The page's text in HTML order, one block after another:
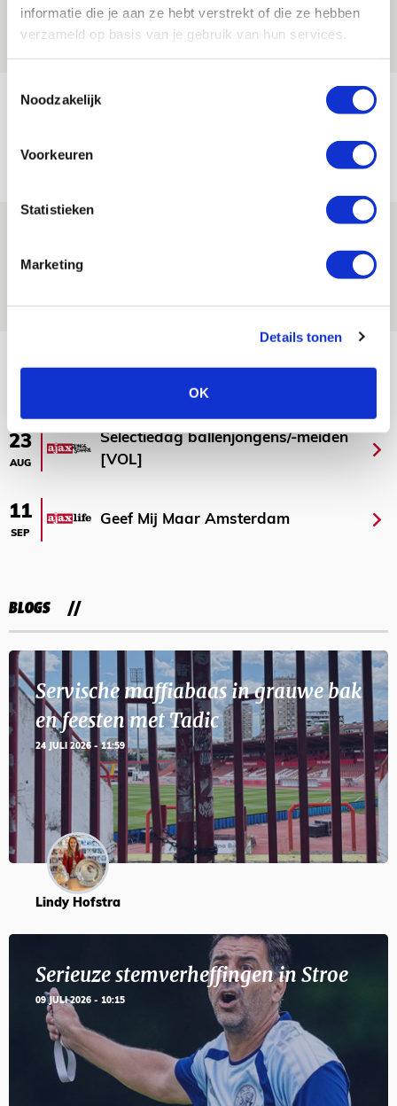
informatie die je aan ze hebt verstrekt of die ze hebben
verzameld op basis van je gebruik van hun services.
Noodzakelijk
Voorkeuren
Statistieken
Marketing
Details tonen
OK
Reis jij als mascotte mee naar uitduel
06 AUGUSTUS 2026 - 13:04
Drie dingen die je moet weten over
Ajax - Shelbourne
NIEUWS
23
AUG
Selectiedag ballenjongens/-meiden
[VOL]
11
SEP
Geef Mij Maar Amsterdam
BLOGS
Servische maffiabaas in grauwe bak
en feesten met Tadic
24 JULI 2026 - 11:59
Lindy Hofstra
Serieuze stemverheffingen in Stroe
09 JULI 2026 - 10:15